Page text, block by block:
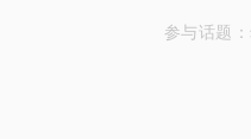
参与话题